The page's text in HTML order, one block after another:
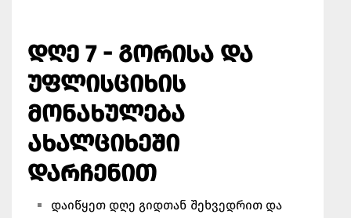
ᲓᲦᲔ 7 - ᲒᲝᲠᲘᲡᲐ ᲓᲐ
ᲣᲤᲚᲘᲡᲪᲘᲮᲘᲡ
ᲛᲝᲜᲐᲮᲣᲚᲔᲑᲐ
ᲐᲮᲐᲚᲪᲘᲮᲔᲨᲘ
ᲓᲐᲠᲩᲔᲜᲘᲗ
დაიწყეთ დღე გიდთან შეხვედრით და